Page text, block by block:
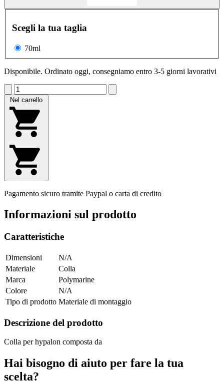
Scegli la tua taglia
70ml
Disponibile. Ordinato oggi, consegniamo entro 3-5 giorni lavorativi
Nel carrello
Pagamento sicuro tramite Paypal o carta di credito
Informazioni sul prodotto
Caratteristiche
Dimensioni
N/A
Materiale
Colla
Marca
Polymarine
Colore
N/A
Tipo di prodotto Materiale di montaggio
Descrizione del prodotto
Colla per hypalon composta da
Hai bisogno di aiuto per fare la tua
scelta?